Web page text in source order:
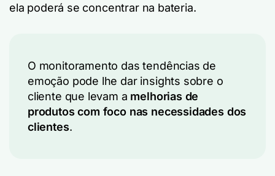
ela poderá se concentrar na bateria.
O monitoramento das tendências de
emoção pode lhe dar insights sobre o
cliente que levam a melhorias de
produtos com foco nas necessidades dos
clientes.